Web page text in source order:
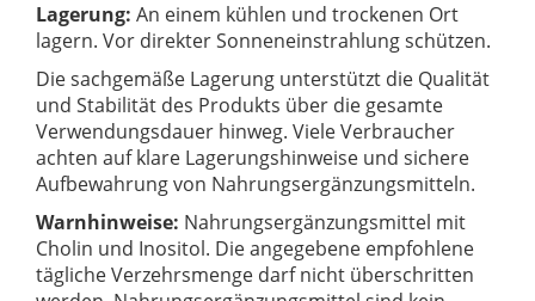
Lagerung: An einem kühlen und trockenen Ort
lagern. Vor direkter Sonneneinstrahlung schützen.
Die sachgemäße Lagerung unterstützt die Qualität
und Stabilität des Produkts über die gesamte
Verwendungsdauer hinweg. Viele Verbraucher
achten auf klare Lagerungshinweise und sichere
Aufbewahrung von Nahrungsergänzungsmitteln.
Warnhinweise: Nahrungsergänzungsmittel mit
Cholin und Inositol. Die angegebene empfohlene
tägliche Verzehrsmenge darf nicht überschritten